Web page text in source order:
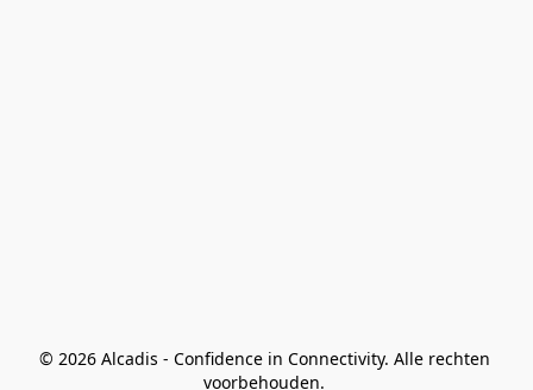
© 2026 Alcadis - Confidence in Connectivity. Alle rechten
voorbehouden.